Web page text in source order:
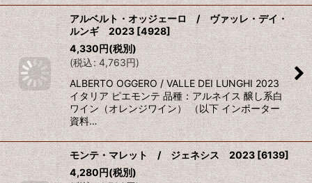
アルベルト・オッジェーロ / ヴァッレ・デイ・
ルンギ 2023 [4928]
4,330円(税別)
(税込: 4,763円)
ALBERTO OGGERO / VALLE DEI LUNGHI 2023
イタリア ピエモンテ 品種：アルネイス 醸し系白
ワイン（オレンジワイン） （以下 インポーター
資料…
モンテ・マレット / ジェネシス 2023 [6139]
4,280円(税別)